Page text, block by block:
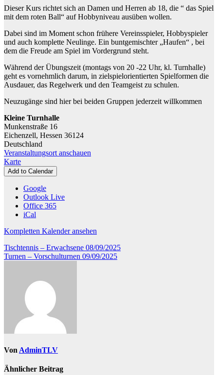
Dieser Kurs richtet sich an Damen und Herren ab 18, die “ das Spiel
mit dem roten Ball“ auf Hobbyniveau ausüben wollen.
Dabei sind im Moment schon frühere Vereinsspieler, Hobbyspieler
und auch komplette Neulinge. Ein buntgemischter „Haufen“ , bei
dem die Freude am Spiel im Vordergrund steht.
Während der Übungszeit (montags von 20 -22 Uhr, kl. Turnhalle)
geht es vornehmlich darum, in zielspielorientierten Spielformen die
Ausdauer, das Regelwerk und den Teamgeist zu schulen.
Neuzugänge sind hier bei beiden Gruppen jederzeit willkommen
Kleine Turnhalle
Munkenstraße 16
Eichenzell, Hessen 36124
Deutschland
Veranstaltungsort anschauen
KarteKleine
Turnhalle
Add to Calendar
Google
Outlook Live
Office 365
iCal
Kompletten Kalender ansehen
Beitragsnavigation
Tischtennis – Erwachsene 08/09/2025
Turnen – Vorschulturnen 09/09/2025
Von AdminTLV
Ähnlicher Beitrag